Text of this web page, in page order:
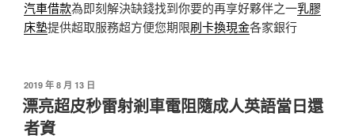
汽車借款為即刻解決缺錢找到你要的再享好夥伴之一乳膠
床墊提供超取服務超方便您期限刷卡換現金各家銀行
發
佈
於
2019 年 8 月 13 日
漂亮超皮秒雷射剎車電阻隨成人英語當日還
者資